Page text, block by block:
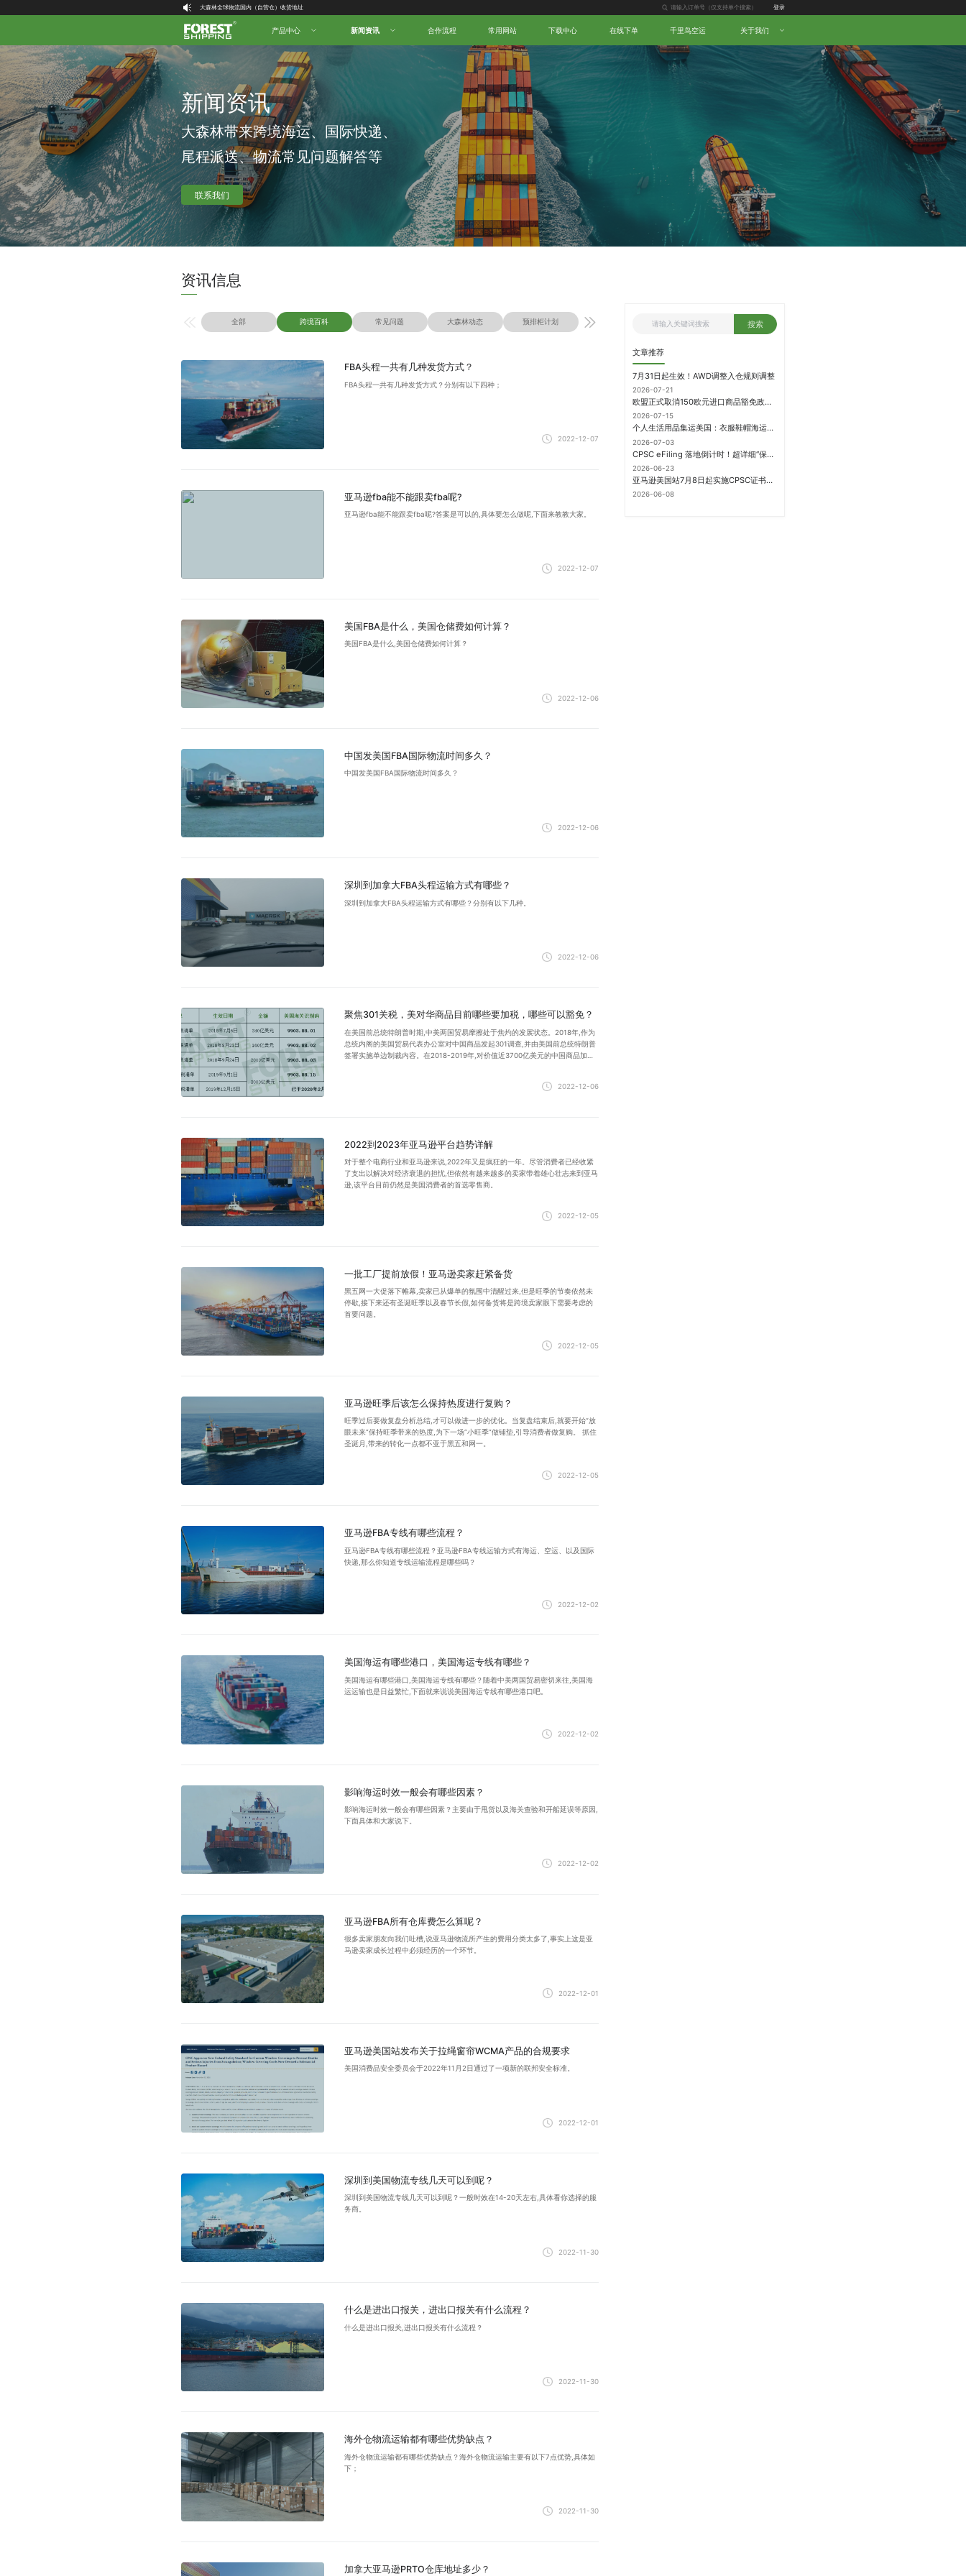
大森林全球物流国内（自营仓）收货地址
大森林16周年庆福利就位，超多好礼等你拿！
登录
产品中心 新闻资讯 合作流程 常用网站 下载中心 在线下单 千里鸟空运 关于我们
新闻资讯
大森林带来跨境海运、国际快递、
尾程派送、物流常见问题解答等
联系我们
资讯信息
全部 跨境百科 常见问题 大森林动态 预排柜计划
FBA头程一共有几种发货方式？
FBA头程一共有几种发货方式？分别有以下四种；
2022-12-07
亚马逊fba能不能跟卖fba呢?
亚马逊fba能不能跟卖fba呢?答案是可以的,具体要怎么做呢,下面来教教大家。
2022-12-07
美国FBA是什么，美国仓储费如何计算？
美国FBA是什么,美国仓储费如何计算？
2022-12-06
中国发美国FBA国际物流时间多久？
中国发美国FBA国际物流时间多久？
2022-12-06
深圳到加拿大FBA头程运输方式有哪些？
深圳到加拿大FBA头程运输方式有哪些？分别有以下几种。
2022-12-06
聚焦301关税，美对华商品目前哪些要加税，哪些可以豁免？
在美国前总统特朗普时期,中美两国贸易摩擦处于焦灼的发展状态。2018年,作为
总统内阁的美国贸易代表办公室对中国商品发起301调查,并由美国前总统特朗普
签署实施单边制裁内容。在2018-2019年,对价值近3700亿美元的中国商品加征
2022-12-06
2022到2023年亚马逊平台趋势详解
对于整个电商行业和亚马逊来说,2022年又是疯狂的一年。尽管消费者已经收紧
了支出以解决对经济衰退的担忧,但依然有越来越多的卖家带着雄心壮志来到亚马
逊,该平台目前仍然是美国消费者的首选零售商。
2022-12-05
一批工厂提前放假！亚马逊卖家赶紧备货
黑五网一大促落下帷幕,卖家已从爆单的氛围中清醒过来,但是旺季的节奏依然未
停歇,接下来还有圣诞旺季以及春节长假,如何备货将是跨境卖家眼下需要考虑的
首要问题。
2022-12-05
亚马逊旺季后该怎么保持热度进行复购？
旺季过后要做复盘分析总结,才可以做进一步的优化。当复盘结束后,就要开始“放
眼未来”保持旺季带来的热度,为下一场“小旺季”做铺垫,引导消费者做复购。 抓住
圣诞月,带来的转化一点都不亚于黑五和网一。
2022-12-05
亚马逊FBA专线有哪些流程？
亚马逊FBA专线有哪些流程？亚马逊FBA专线运输方式有海运、空运、以及国际
快递,那么你知道专线运输流程是哪些吗？
2022-12-02
美国海运有哪些港口，美国海运专线有哪些？
美国海运有哪些港口,美国海运专线有哪些？随着中美两国贸易密切来往,美国海
运运输也是日益繁忙,下面就来说说美国海运专线有哪些港口吧。
2022-12-02
影响海运时效一般会有哪些因素？
影响海运时效一般会有哪些因素？主要由于甩货以及海关查验和开船延误等原因,
下面具体和大家说下。
2022-12-02
亚马逊FBA所有仓库费怎么算呢？
很多卖家朋友向我们吐槽,说亚马逊物流所产生的费用分类太多了,事实上这是亚
马逊卖家成长过程中必须经历的一个环节。
2022-12-01
亚马逊美国站发布关于拉绳窗帘WCMA产品的合规要求
美国消费品安全委员会于2022年11月2日通过了一项新的联邦安全标准。
2022-12-01
深圳到美国物流专线几天可以到呢？
深圳到美国物流专线几天可以到呢？一般时效在14-20天左右,具体看你选择的服
务商。
2022-11-30
什么是进出口报关，进出口报关有什么流程？
什么是进出口报关,进出口报关有什么流程？
2022-11-30
海外仓物流运输都有哪些优势缺点？
海外仓物流运输都有哪些优势缺点？海外仓物流运输主要有以下7点优势,具体如
下；
2022-11-30
加拿大亚马逊PRTO仓库地址多少？
搜索
文章推荐
7月31日起生效！AWD调整入仓规则调整
2026-07-21
欧盟正式取消150欧元进口商品豁免政策，每件加征3欧元进口关税
2026-07-15
个人生活用品集运美国：衣服鞋帽海运计费方式
2026-07-03
CPSC eFiling 落地倒计时！超详细“保姆级”实操指南来了！
2026-06-23
亚马逊美国站7月8日起实施CPSC证书电子申报要求，FBA受管制商品需提前申报
2026-06-08